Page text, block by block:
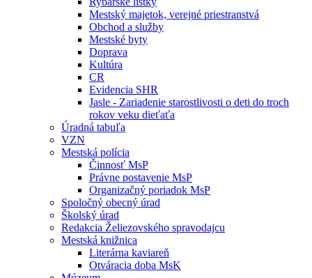
Mestský majetok, verejné priestranstvá
Obchod a služby
Mestské byty
Doprava
Kultúra
CR
Evidencia SHR
Jasle - Zariadenie starostlivosti o deti do troch
rokov veku dieťaťa
Úradná tabuľa
VZN
Mestská polícia
Činnosť MsP
Právne postavenie MsP
Organizačný poriadok MsP
Spoločný obecný úrad
Školský úrad
Redakcia Želiezovského spravodajcu
Mestská knižnica
Literárna kaviareň
Otváracia doba MsK